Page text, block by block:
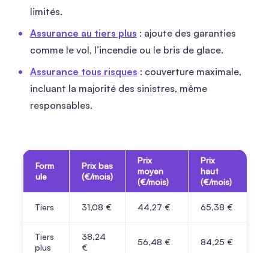
limités.
Assurance au tiers plus : ajoute des garanties
comme le vol, l’incendie ou le bris de glace.
Assurance tous risques : couverture maximale,
incluant la majorité des sinistres, même
responsables.
Form
ule
Prix bas
(€/mois)
Prix
moyen
(€/mois)
Prix
haut
(€/mois)
Tiers 31,08 € 44,27 € 65,38 €
Tiers
plus
38,24
€
56,48 € 84,25 €